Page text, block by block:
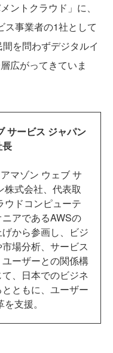
ントクラウド」に、
ス事業者の1社として
を問わずデジタルイ
広がってきていま
サービス ジャパン
マゾン ウェブ サ
株式会社、代表取
ウドコンピューテ
アであるAWSの
から参画し、ビジ
場分析、サービス
ーザーとの関係構
、日本でのビジネ
ともに、ユーザー
支援。